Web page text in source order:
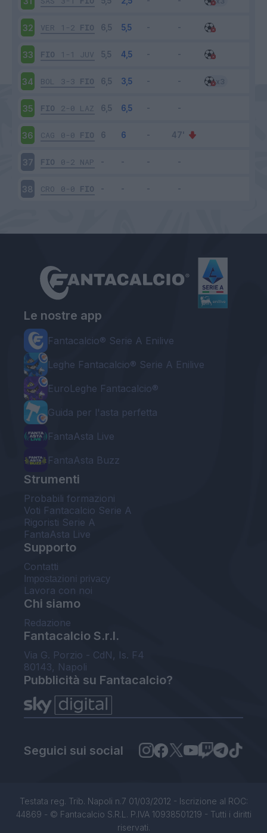
32 VER 1-2 FIO
33 FIO 1-1 JUV
34 BOL 3-3 FIO
35 FIO 2-0 LAZ
36 CAG 0-0 FIO
37 FIO 0-2 NAP
38 CRO 0-0 FIO
Le nostre app
Fantacalcio® Serie A Enilive
Leghe Fantacalcio® Serie A Enilive
EuroLeghe Fantacalcio®
Guida per l'asta perfetta
FantaAsta Live
FantaAsta Buzz
Strumenti
Probabili formazioni
Voti Fantacalcio Serie A
Rigoristi Serie A
FantaAsta Live
Supporto
Contatti
Impostazioni privacy
Lavora con noi
Chi siamo
Redazione
Fantacalcio S.r.l.
Via G. Porzio - CdN, Is. F4
80143, Napoli
Pubblicità su Fantacalcio?
Seguici sui social
Testata reg. Trib. Napoli n.7 01/03/2012 - Iscrizione al ROC:
44869 - © Fantacalcio S.R.L. P.IVA 10938501219 - Tutti i diritti
riservati.